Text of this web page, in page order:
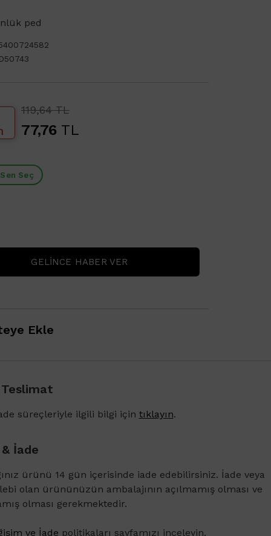
ped
D50743
119,64 TL
77,76 TL
Seç
GELINCE HABER VER
Ekle
1500 TL ve üzeri alışverişlerinizde Vichy Dercos
süreçleriyle ilgili bilgi için tıklayın.
İade
ürünü 14 gün içerisinde iade edebilirsiniz. İade veya
olan ürününüzün ambalajının açılmamış olması ve
olması gerekmektedir.
ve İade politikaları sayfamızı inceleyin.